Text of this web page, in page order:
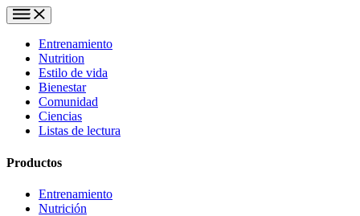
Entrenamiento
Nutrition
Estilo de vida
Bienestar
Comunidad
Ciencias
Listas de lectura
Productos
Entrenamiento
Nutrición